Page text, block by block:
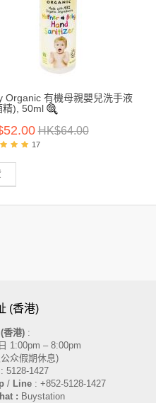
Organic 有機母親嬰兒洗手液
精), 50ml
HK$64.00
17
(香港)
(香港) :
1:00pm – 8:00pm
众假期休息)
: 5128-1427
/ Line : +852-5128-1427
: Buystation